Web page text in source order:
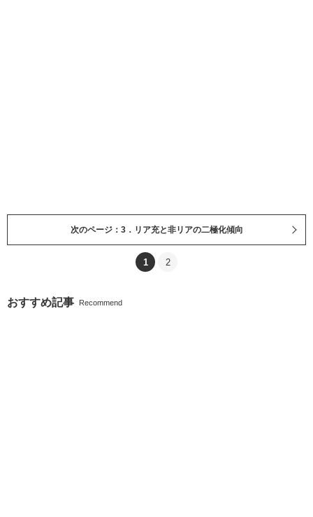
次のページ：3．リア充と非リアの二極化傾向
1 2
おすすめ記事 Recommend